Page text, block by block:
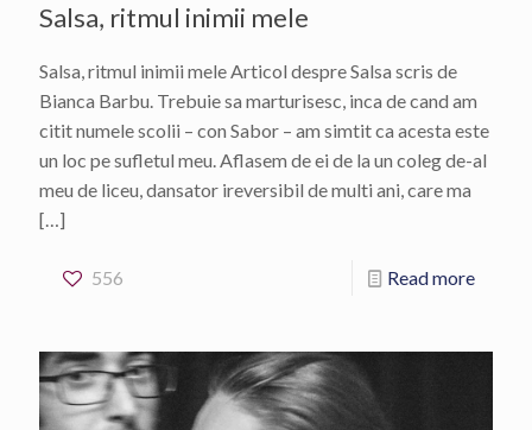
Salsa, ritmul inimii mele
Salsa, ritmul inimii mele Articol despre Salsa scris de
Bianca Barbu. Trebuie sa marturisesc, inca de cand am
citit numele scolii – con Sabor – am simtit ca acesta este
un loc pe sufletul meu. Aflasem de ei de la un coleg de-al
meu de liceu, dansator ireversibil de multi ani, care ma
[…]
556 Read more